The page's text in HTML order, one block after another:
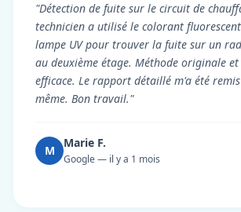
"Détection de fuite sur le circuit de
technicien a utilisé le colorant
lampe UV pour trouver la fuite sur un
au deuxième étage. Méthode originale et
efficace. Le rapport détaillé m'a été
même. Bon travail."
M
Marie F.
Google — il y a 1 mois